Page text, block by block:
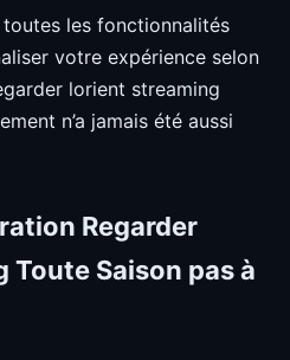
toutes les fonctionnalités
votre expérience selon
lorient streaming
n’a jamais été aussi
Regarder
Toute Saison pas à